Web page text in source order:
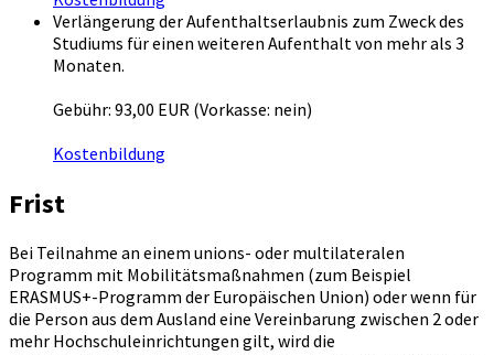
Verlängerung der Aufenthaltserlaubnis zum Zweck des
Studiums für einen weiteren Aufenthalt von mehr als 3
Monaten.
Gebühr: 93,00 EUR (Vorkasse: nein)
Kostenbildung
Frist
Bei Teilnahme an einem unions- oder multilateralen
Programm mit Mobilitätsmaßnahmen (zum Beispiel
ERASMUS+-Programm der Europäischen Union) oder wenn für
die Person aus dem Ausland eine Vereinbarung zwischen 2 oder
mehr Hochschuleinrichtungen gilt, wird die